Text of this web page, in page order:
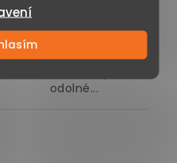
s policí, se třemi
přihrádkami,
odolné...